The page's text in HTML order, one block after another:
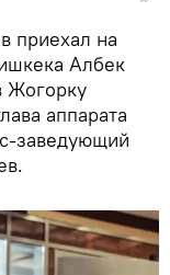
приехал на
Албек
Жогорку
аппарата
заведующий